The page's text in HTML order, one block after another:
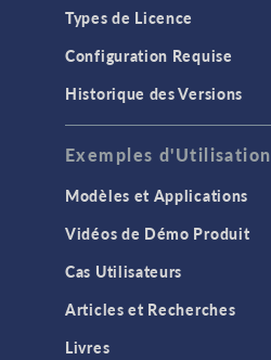
Types de Licence
Configuration Requise
Historique des Versions
Exemples d'Utilisation
Modèles et Applications
Vidéos de Démo Produit
Cas Utilisateurs
Articles et Recherches
Livres